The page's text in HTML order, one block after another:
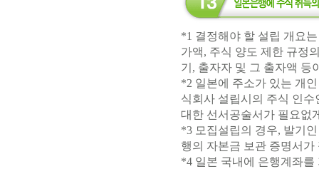
*1 결정해야 할 설립 개요
가액, 주식 양도 제한 규정
기, 출자자 및 그 출자액 등
*2 일본에 주소가 있는 개
식회사 설립시의 주식 인
대한 선서공술서가 필요없
*3 모집설립의 경우, 발기
행의 자본금 보관 증명서가
*4 일본 국내에 은행계좌